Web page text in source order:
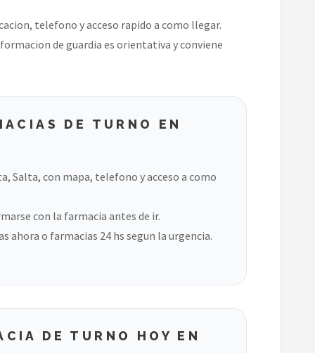
telefono y acceso rapido a como llegar.
de guardia es orientativa y conviene
DE TURNO EN
Salta, con mapa, telefono y acceso a como
con la farmacia antes de ir.
ahora o farmacias 24 hs segun la urgencia.
DE TURNO HOY EN